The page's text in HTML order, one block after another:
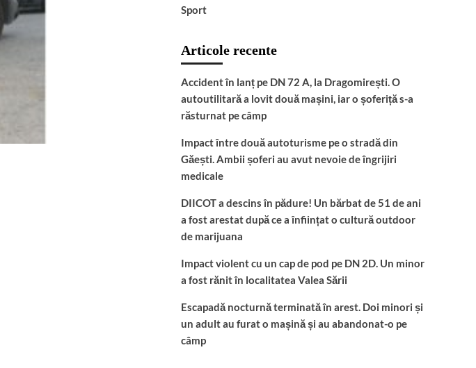
Sport
Articole recente
Accident în lanț pe DN 72 A, la Dragomirești. O
autoutilitară a lovit două mașini, iar o șoferiță s-a
răsturnat pe câmp
Impact între două autoturisme pe o stradă din
Găești. Ambii șoferi au avut nevoie de îngrijiri
medicale
DIICOT a descins în pădure! Un bărbat de 51 de ani
a fost arestat după ce a înființat o cultură outdoor
de marijuana
Impact violent cu un cap de pod pe DN 2D. Un minor
a fost rănit în localitatea Valea Sării
Escapadă nocturnă terminată în arest. Doi minori și
un adult au furat o mașină și au abandonat-o pe
câmp